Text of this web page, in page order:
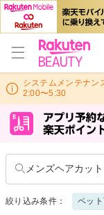
システムメンテナン
2:00〜5:30
メンズヘアカット
絞り込み条件： ペッ